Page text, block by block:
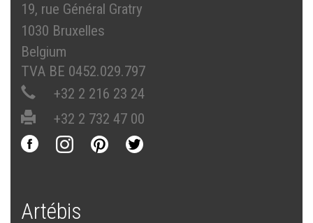
19, rue Général Gratry
1030 Bruxelles
Belgium
TVA BE 0452.029.797
+32 2 216 23 24
+32 2 732 47 00
Artébis